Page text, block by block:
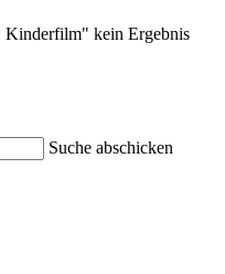
Kinderfilm" kein Ergebnis
Suche abschicken